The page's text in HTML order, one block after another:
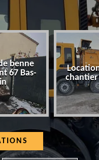
benne
67 Bas-
chantier